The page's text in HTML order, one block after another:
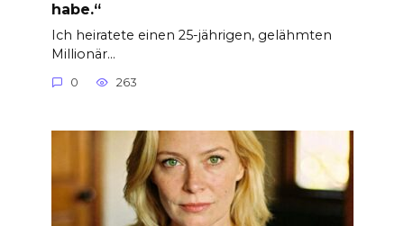
habe.“
Ich heiratete einen 25-jährigen, gelähmten
Millionär…
0 263